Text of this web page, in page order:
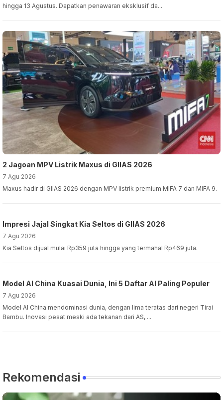
Awalnya Anti AI, Kini Guru di Tapanuli Ini Justru Mengajar
Seorang guru fisika di Tapanuli mengaku sempat enggan mempelajari AI
karena menganggapnya hanya menjadi alat mencontek. ...
Korea, Cek Syaratnya!
hingga 13 Agustus. Dapatkan penawaran eksklusif da...